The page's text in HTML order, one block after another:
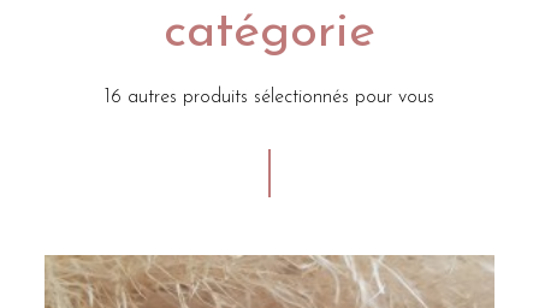
catégorie
16 autres produits sélectionnés pour vous